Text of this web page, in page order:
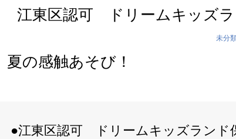
江東区認可 ドリームキッズ
未分
夏の感触あそび！
●江東区認可 ドリームキッズランド